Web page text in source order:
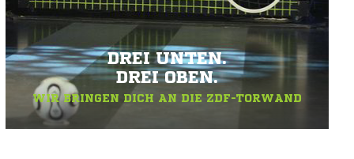
DREI UNTEN.
DREI OBEN.
WIR BRINGEN DICH AN DIE ZDF-TORWAND